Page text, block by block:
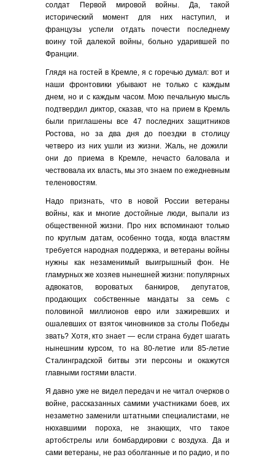
солдат Первой мировой войны. Да, такой
исторический момент для них наступил, и
французы успели отдать почести последнему
воину той далекой войны, больно ударившей по
Франции.
Глядя на гостей в Кремле, я с горечью думал: вот и
наши фронтовики убывают не только с каждым
днем, но и с каждым часом. Мою печальную мысль
подтвердил диктор, сказав, что на прием в Кремль
были приглашены все 47 последних защитников
Ростова, но за два дня до поездки в столицу
четверо из них ушли из жизни. Жаль, не дожили
они до приема в Кремле, нечасто баловала и
чествовала их власть, мы это знаем по ежедневным
теленовостям.
Надо признать, что в новой России ветераны
войны, как и многие достойные люди, выпали из
общественной жизни. Про них вспоминают только
по круглым датам, особенно тогда, когда властям
требуется народная поддержка, и ветераны войны
нужны как незаменимый выигрышный фон. Не
гламурных же хозяев нынешней жизни: популярных
адвокатов, вороватых банкиров, депутатов,
продающих собственные мандаты за семь с
половиной миллионов евро или зажиревших и
ошалевших от взяток чиновников за столы Победы
звать? Хотя, кто знает — если страна будет шагать
нынешним курсом, то на 80-летие или 85-летие
Сталинградской битвы эти персоны и окажутся
главными гостями власти.
Я давно уже не видел передач и не читал очерков о
войне, рассказанных самими участниками боев, их
незаметно заменили штатными специалистами, не
нюхавшими пороха, не знающих, что такое
артобстрелы или бомбардировки с воздуха. Да и
сами ветераны, не раз оболганные и по радио, и по